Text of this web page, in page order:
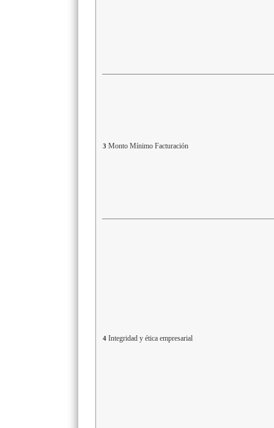
3 Monto Mínimo Facturación
4 Integridad y ética empresarial